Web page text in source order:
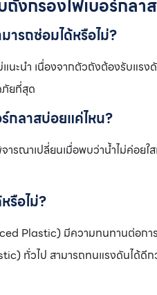
งกรองไฟเบอร์กลาส
ารถซ่อมได้หรือไม่?
แนะนำ เนื่องจากตัวถังต้องรับแ
ภัยที่สุด
กลาสบ่อยแค่ไหน?
ารณาเปลี่ยนเมื่อพบว่าน้ำไม่ค่อย
รือไม่?
Plastic) มีความทนทานต่อกา
ทั่วไป สามารถทนแรงดันได้ดี